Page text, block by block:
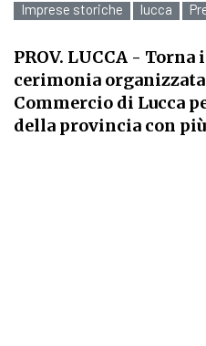
Imprese storiche lucca
PROV. LUCCA - Torna
cerimonia
Commercio di Lucca
della provincia con